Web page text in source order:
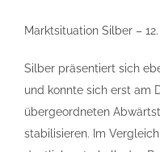
Marktsituation Silber –
Silber präsentiert sich
und konnte sich erst am
übergeordneten
stabilisieren. Im